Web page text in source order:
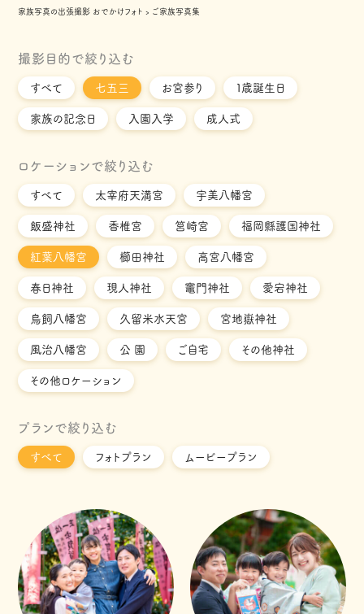
家族写真の出張撮影 おでかけフォト › ご家族写真集
撮影目的で絞り込む
すべて 七五三 お宮参り １歳誕生日
家族の記念日 入園入学 成人式
ロケーションで絞り込む
すべて 太宰府天満宮 宇美八幡宮
飯盛神社 香椎宮 筥崎宮 福岡縣護国神社
紅葉八幡宮 櫛田神社 高宮八幡宮
春日神社 現人神社 竈門神社 愛宕神社
鳥飼八幡宮 久留米水天宮 宮地嶽神社
風治八幡宮 公 園 ご自宅 その他神社
その他ロケーション
プランで絞り込む
すべて フォトプラン ムービープラン